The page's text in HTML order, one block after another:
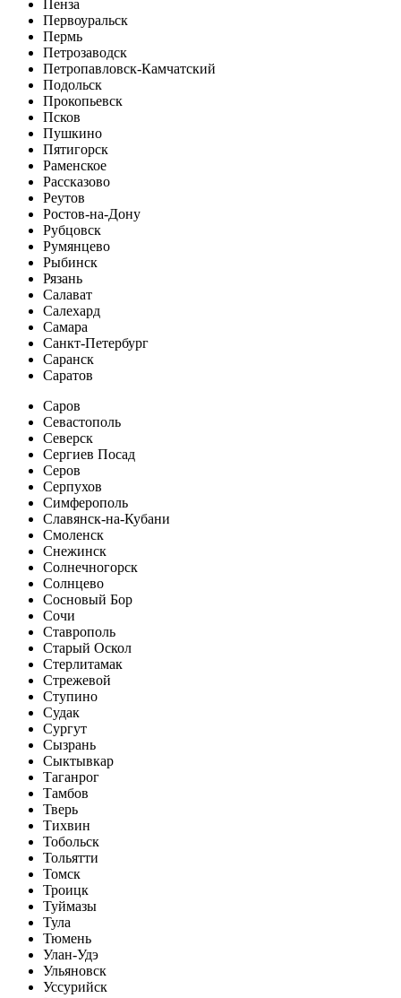
Пенза
Первоуральск
Пермь
Петрозаводск
Петропавловск-Камчатский
Подольск
Прокопьевск
Псков
Пушкино
Пятигорск
Раменское
Рассказово
Реутов
Ростов-на-Дону
Рубцовск
Румянцево
Рыбинск
Рязань
Салават
Салехард
Самара
Санкт-Петербург
Саранск
Саратов
Саров
Севастополь
Северск
Сергиев Посад
Серов
Серпухов
Симферополь
Славянск-на-Кубани
Смоленск
Снежинск
Солнечногорск
Солнцево
Сосновый Бор
Сочи
Ставрополь
Старый Оскол
Стерлитамак
Стрежевой
Ступино
Судак
Сургут
Сызрань
Сыктывкар
Таганрог
Тамбов
Тверь
Тихвин
Тобольск
Тольятти
Томск
Троицк
Туймазы
Тула
Тюмень
Улан-Удэ
Ульяновск
Уссурийск